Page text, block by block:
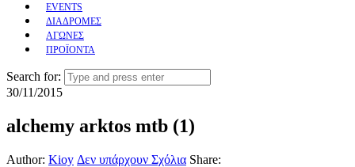
EVENTS
ΔΙΑΔΡΟΜΕΣ
ΑΓΩΝΕΣ
ΠΡΟΪΟΝΤΑ
Search for:
30/11/2015
alchemy arktos mtb (1)
Author: Kioy Δεν υπάρχουν Σχόλια Share: